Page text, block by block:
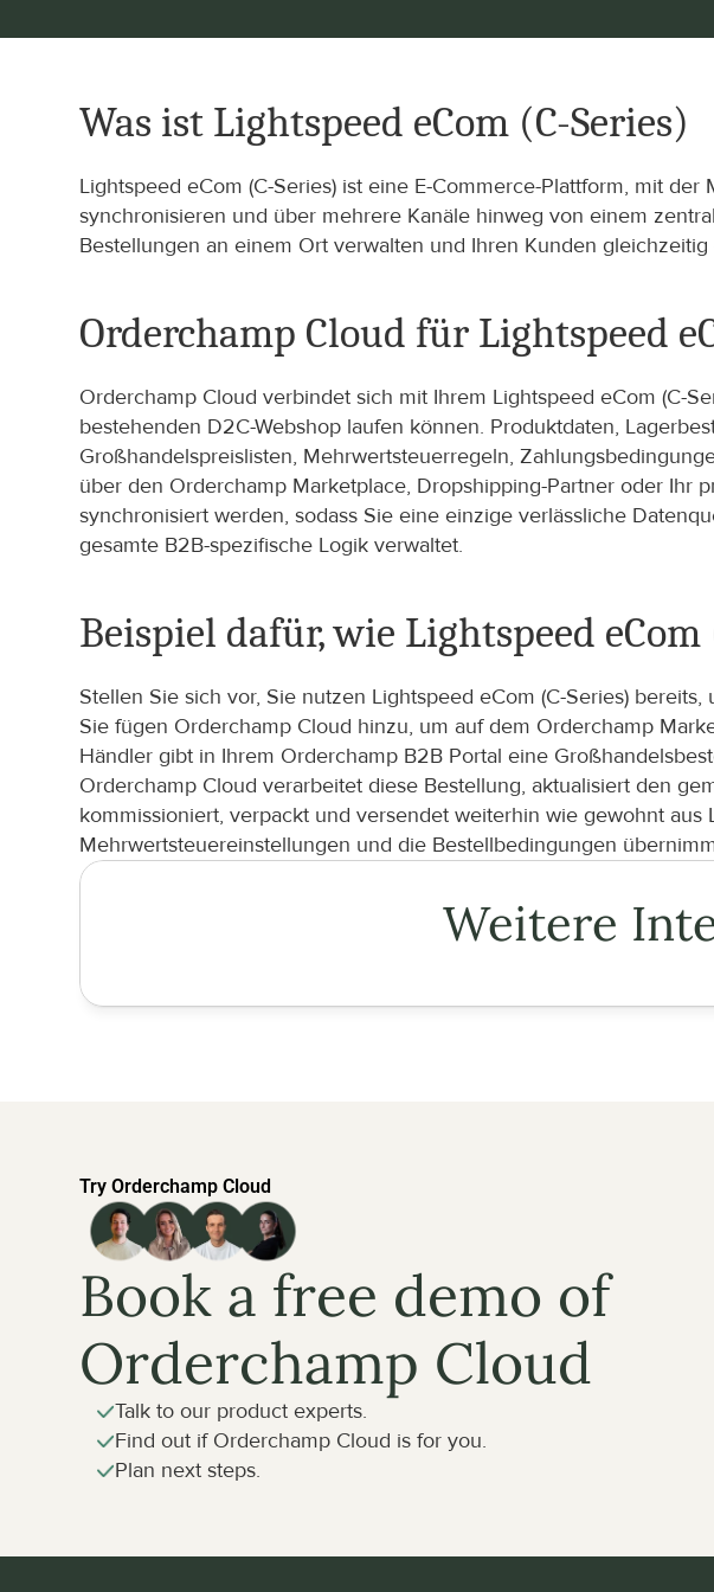
Was ist Lightspeed eCom (C-Series)
Lightspeed eCom (C-Series) ist eine E-Commerce-Plattform, mit
synchronisieren und über mehrere Kanäle hinweg von einem
Bestellungen an einem Ort verwalten und Ihren Kunden
Orderchamp Cloud für Lightspeed
Orderchamp Cloud verbindet sich mit Ihrem Lightspeed eCom (C-
bestehenden D2C-Webshop laufen können. Produktdaten,
Großhandelspreislisten, Mehrwertsteuerregeln,
über den Orderchamp Marketplace, Dropshipping-Partner oder Ihr
synchronisiert werden, sodass Sie eine einzige verlässliche
gesamte B2B-spezifische Logik verwaltet.
Beispiel dafür, wie Lightspeed
Stellen Sie sich vor, Sie nutzen Lightspeed eCom (C-Series)
Sie fügen Orderchamp Cloud hinzu, um auf dem Orderchamp
Händler gibt in Ihrem Orderchamp B2B Portal eine
Orderchamp Cloud verarbeitet diese Bestellung, aktualisiert den
kommissioniert, verpackt und versendet weiterhin wie gewohnt
Mehrwertsteuereinstellungen und die Bestellbedingungen
Weitere
Try Orderchamp Cloud
Book a free demo of
Orderchamp Cloud
Talk to our product experts.
Find out if Orderchamp Cloud is for you.
Plan next steps.